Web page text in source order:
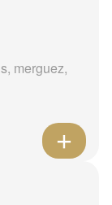
merguez,